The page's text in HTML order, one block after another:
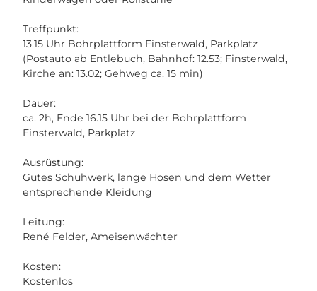
Treffpunkt:
13.15 Uhr Bohrplattform Finsterwald, Parkplatz
(Postauto ab Entlebuch, Bahnhof: 12.53; Finsterwald,
Kirche an: 13.02; Gehweg ca. 15 min)
Dauer:
ca. 2h, Ende 16.15 Uhr bei der Bohrplattform
Finsterwald, Parkplatz
Ausrüstung:
Gutes Schuhwerk, lange Hosen und dem Wetter
entsprechende Kleidung
Leitung:
René Felder, Ameisenwächter
Kosten:
Kostenlos